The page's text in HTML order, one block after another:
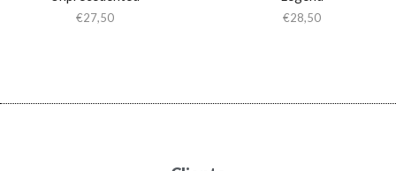
€27,50 €28,50